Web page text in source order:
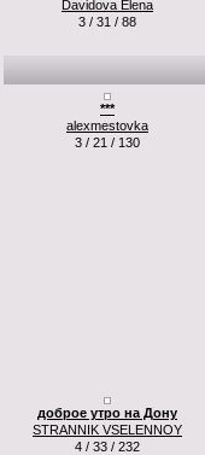
Davidova Elena
3 / 31 / 88
***
alexmestovka
3 / 21 / 130
доброе утро на Дону
STRANNIK VSELENNOY
4 / 33 / 232